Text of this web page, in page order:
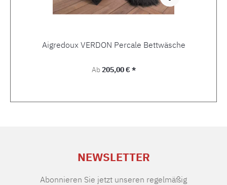
Aigredoux VERDON Percale Bettwäsche
Regulärer Preis:
Ab205,00 € *
NEWSLETTER
Abonnieren Sie jetzt unseren regelmäßig